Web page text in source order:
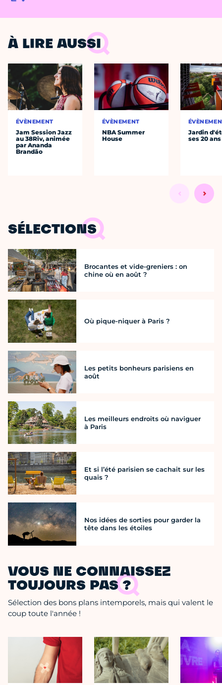
À LIRE AUSSI
ÉVÈNEMENT
Jam Session Jazz
au 38Riv, animée
par Ananda
Brandão
ÉVÈNEMENT
NBA Summer
House
Jardin
ses 20 ans
SÉLECTIONS
Brocantes et vide-greniers : on
chine où en août ?
Où pique-niquer à Paris ?
Les petits bonheurs parisiens en
août
Les meilleurs endroits où naviguer
à Paris
Et si l’été parisien se cachait sur les
quais ?
Nos idées de sorties pour garder la
tête dans les étoiles
VOUS NE CONNAISSEZ
TOUJOURS PAS ?
Sélection des bons plans intemporels, mais qui valent le
coup toute l'année !